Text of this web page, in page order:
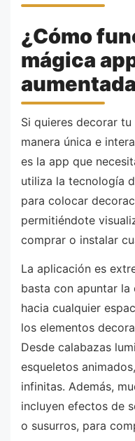
¿Cómo
mágica
Si quieres decorar
manera única e
es la app que
utiliza la tecnología
para colocar
permitiéndote
comprar o instalar
La aplicación es
basta con apuntar
hacia cualquier
los elementos
Desde calabazas
esqueletos
infinitas. Además,
incluyen efectos de
o susurros, para